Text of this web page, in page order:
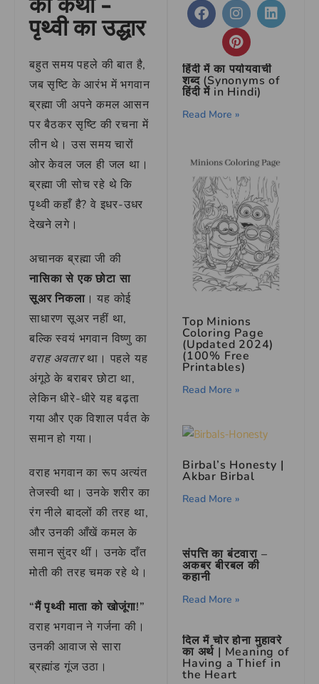
पृथ्वी का उद्धार
बहुत समय पहले की बात है,
जब सृष्टि के आरंभ में भगवान
ब्रह्मा जी अपने कमल आसन
पर बैठकर सृष्टि की रचना में
लीन थे। उस समय चारों
ओर केवल जल ही जल था।
ब्रह्मा जी सोच रहे थे कि
पृथ्वी कहाँ है? वे इधर-उधर
देखने लगे।
अचानक ब्रह्मा जी की
नासिका से एक छोटा सा
सूअर निकला। यह कोई
साधारण सूअर नहीं था,
बल्कि स्वयं भगवान विष्णु का
वराह अवतारथा। पहले यह
अंगूठे के बराबर छोटा था,
लेकिन धीरे-धीरे यह बढ़ता
गया और एक विशाल पर्वत के
समान हो गया।
वराह भगवान का रूप अत्यंत
तेजस्वी था। उनके शरीर का
रंग नीले बादलों की तरह था,
और उनकी आँखें कमल के
समान सुंदर थीं। उनके दाँत
मोती की तरह चमक रहे थे।
“मैं पृथ्वी माता को खोजूंगा!”
वराह भगवान ने गर्जना की।
उनकी आवाज से सारा
ब्रह्मांड गूंज उठा।
हिंदी में का पर्यायवाची
शब्द (Synonyms of
हिंदी में in Hindi)
Read More »
Top Minions
Coloring Page
(Updated 2024)
(100% Free
Printables)
Read More »
Birbal’s Honesty |
Akbar Birbal
Read More »
संपत्ति का बंटवारा –
अकबर बीरबल की
कहानी
Read More »
दिल में चोर होना मुहावरे
का अर्थ | Meaning of
Having a Thief in
the Heart